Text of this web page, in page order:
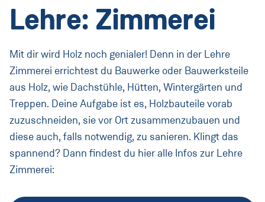
PORR Campus
Informationen für Eltern
FAQ
Praktikum
Praktikum für Schüler*innen
Praktikum für Studierende
Lehre: Zimmerei
Mit dir wird Holz noch genialer! Denn in der Lehre
Zimmerei errichtest du Bauwerke oder Bauwerksteile
aus Holz, wie Dachstühle, Hütten, Wintergärten und
Treppen. Deine Aufgabe ist es, Holzbauteile vorab
zuzuschneiden, sie vor Ort zusammenzubauen und
diese auch, falls notwendig, zu sanieren. Klingt das
spannend? Dann findest du hier alle Infos zur Lehre
Zimmerei: